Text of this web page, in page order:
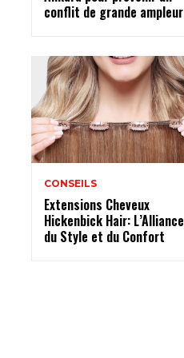
conflit de grande ampleur
CONSEILS
Extensions Cheveux
Hickenbick Hair: L’Alliance
du Style et du Confort